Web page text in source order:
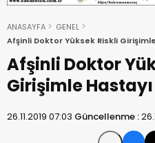
ANASAYFA
GENEL
Afşinli Doktor Yüksek Riskli
Afşinli Doktor
Girişimle
26.11.2019 07:03 Güncellenme :